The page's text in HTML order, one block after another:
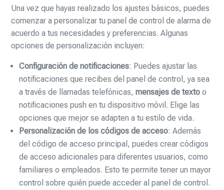
Una vez que hayas realizado los ajustes básicos, puedes
comenzar a personalizar tu panel de control de alarma de
acuerdo a tus necesidades y preferencias. Algunas
opciones de personalización incluyen:
Configuración de notificaciones: Puedes ajustar las
notificaciones que recibes del panel de control, ya sea
a través de llamadas telefónicas,mensajes de texto o
notificaciones push en tu dispositivo móvil. Elige las
opciones que mejor se adapten a tu estilo de vida.
Personalización de los códigos de acceso: Además
del código de acceso principal, puedes crear códigos
de acceso adicionales para diferentes usuarios, como
familiares o empleados. Esto te permite tener un mayor
control sobre quién puede acceder al panel de control.